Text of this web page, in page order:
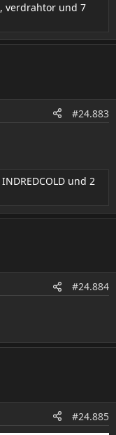
, verdrahtor und 7
#24.883
INDREDCOLD und 2
#24.884
#24.885